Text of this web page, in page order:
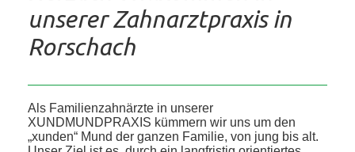
unserer Zahnarztpraxis in
Rorschach
Als Familienzahnärzte in unserer
XUNDMUNDPRAXIS kümmern wir uns um den
„xunden“ Mund der ganzen Familie, von jung bis alt.